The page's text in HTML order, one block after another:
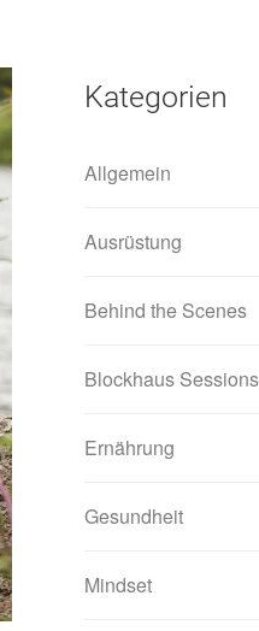
Kategorien
Allgemein
Ausrüstung
Behind the Scenes
Blockhaus Sessions
Ernährung
Gesundheit
Mindset